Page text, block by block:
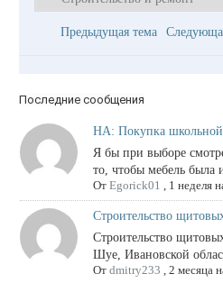
Предыдущая тема
Последние сообщения
НА: Покупка школьной
Я бы при выборе
то, чтобы мебель была
От Egorick01 , 1 неделя
Строительство
Строительство
Шуе, Ивановской
От dmitry233 , 2 месяца